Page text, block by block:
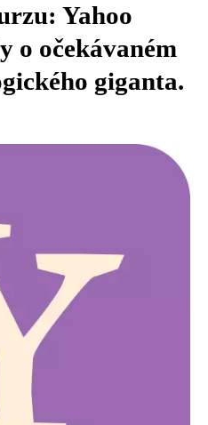
Yahoo
o očekávaném
giganta.